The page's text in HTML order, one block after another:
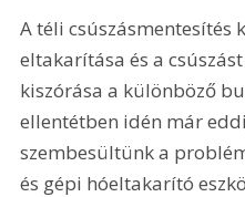
A téli csúszásmentesítés
eltakarítása és a
kiszórása a különböző
ellentétben idén már
szembesültünk a
és gépi hóeltakarító